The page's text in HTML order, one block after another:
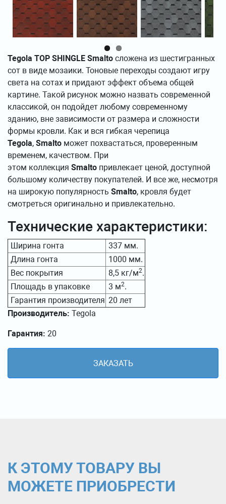
Tegola TOP SHINGLE Smalto сложена из шестигранных
сот в виде мозаики. Тоновые переходы создают игру
света на сотах и придают эффект объема общей
картине. Такой рисунок можно назвать современной
классикой, он подойдет любому современному
зданию, вне зависимости от размера и сложности
формы кровли. Как и вся гибкая черепица
Tegola, Smalto может похвастаться, проверенным
временем, качеством. При
этом коллекция Smalto привлекает ценой, доступной
большому количеству покупателей. И все же, несмотря
на широкую популярность Smalto, кровля будет
смотреться оригинально и привлекательно.
Технические характеристики:
Ширина гонта
337 мм.
Длина гонта
1000 мм.
Вес покрытия
8,5 кг/м2.
Площадь в упаковке
3 м2.
Гарантия производителя 20 лет
Производитель: Tegola
Гарантия: 20
ЗАКАЗАТЬ
К ЭТОМУ ТОВАРУ ВЫ
МОЖЕТЕ ПРИОБРЕСТИ